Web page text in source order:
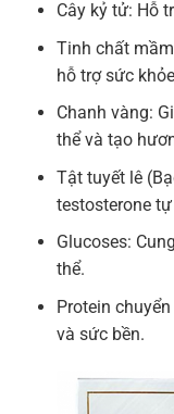
Cây kỷ tử: Hỗ
Tinh chất
hỗ trợ sức
Chanh vàng:
thể và tạo
Tật tuyết lê
testosterone
Glucoses:
thể.
Protein
và sức bền.